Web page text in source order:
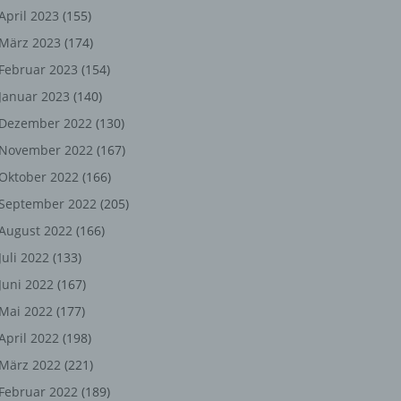
2023 (155)
März 2023 (174)
Februar 2023 (154)
Januar 2023 (140)
Dezember 2022 (130)
November 2022 (167)
Oktober 2022 (166)
September 2022 (205)
2022 (166)
Juli 2022 (133)
Juni 2022 (167)
Mai 2022 (177)
2022 (198)
März 2022 (221)
Februar 2022 (189)
oder